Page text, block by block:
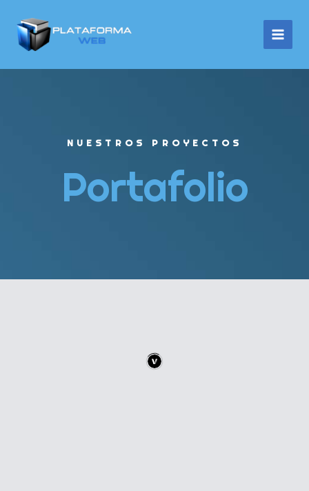
contenido
NUESTROS PROYECTOS
Portafolio